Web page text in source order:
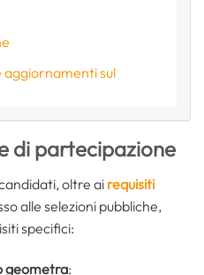
aggiornamenti sul
di partecipazione
oltre ai requisiti
alle selezioni pubbliche,
specifici:
geometra: